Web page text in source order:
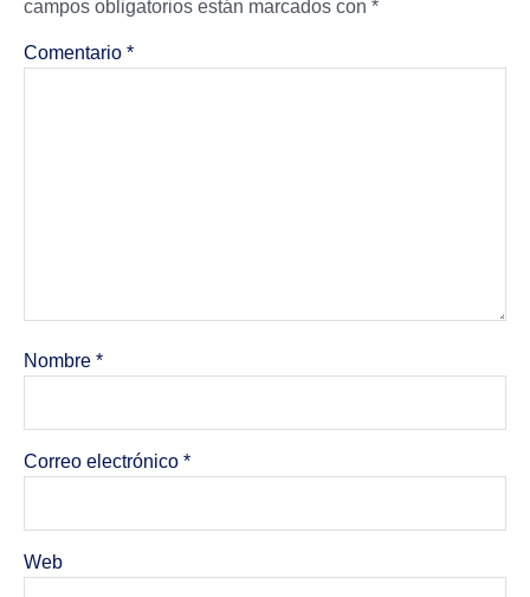
campos obligatorios están marcados con *
Comentario *
Nombre *
Correo electrónico *
Web